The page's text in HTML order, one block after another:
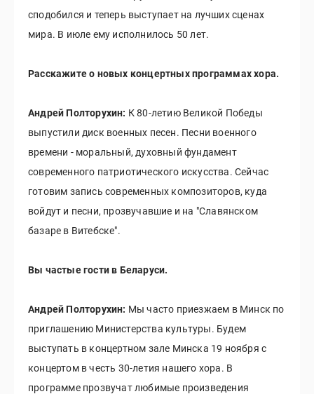
сподобился и теперь выступает на лучших сценах
мира. В июле ему исполнилось 50 лет.
Расскажите о новых концертных программах хора.
Андрей Полторухин: К 80-летию Великой Победы
выпустили диск военных песен. Песни военного
времени - моральный, духовный фундамент
современного патриотического искусства. Сейчас
готовим запись современных композиторов, куда
войдут и песни, прозвучавшие и на "Славянском
базаре в Витебске".
Вы частые гости в Беларуси.
Андрей Полторухин: Мы часто приезжаем в Минск по
приглашению Министерства культуры. Будем
выступать в концертном зале Минска 19 ноября с
концертом в честь 30-летия нашего хора. В
программе прозвучат любимые произведения